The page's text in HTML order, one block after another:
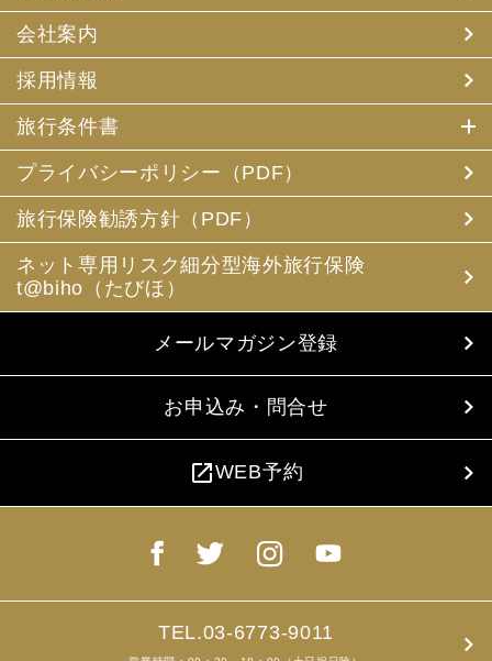
会社案内
採用情報
旅行条件書
プライバシーポリシー（PDF）
旅行保険勧誘方針（PDF）
ネット専用リスク細分型海外旅行保険
t@biho（たびほ）
メールマガジン登録
お申込み・問合せ
open_in_newWEB予約
TEL.03-6773-9011